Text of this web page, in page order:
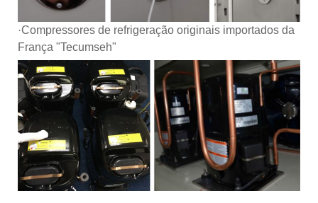
·Compressores de refrigeração originais importados da
França "Tecumseh"